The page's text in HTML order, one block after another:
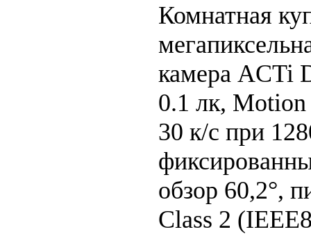
Комнатная
камера ACTi
0.1 лк,
30 к/с при
обзор 60,2°,
Class 2